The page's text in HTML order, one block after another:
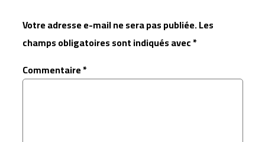
Votre adresse e-mail ne sera pas publiée.Les
champs obligatoires sont indiqués avec*
Commentaire*